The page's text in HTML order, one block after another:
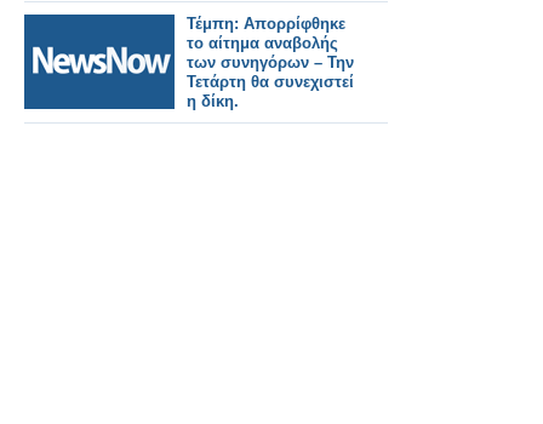
Τέμπη: Απορρίφθηκε
το αίτημα αναβολής
των συνηγόρων – Την
Τετάρτη θα συνεχιστεί
η δίκη.